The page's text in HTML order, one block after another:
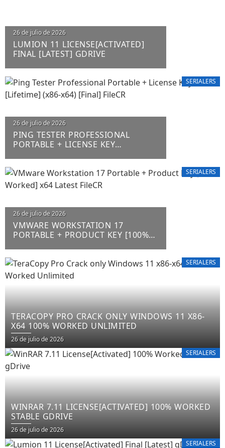
26 de julio de 2026
LUMION 11 LICENSE[ACTIVATED]
FINAL [LATEST] GDRIVE
SERIALERS
26 de julio de 2026
PING TESTER PROFESSIONAL
PORTABLE + LICENSE KEY
SERIALERS
26 de julio de 2026
VMWARE WORKSTATION 17
PORTABLE + PRODUCT KEY [100%
SERIALERS
TERACOPY PRO CRACK ONLY WINDOWS 11 X86-
X64 100% WORKED UNLIMITED
26 de julio de 2026
SERIALERS
WINRAR 7.11 LICENSE[ACTIVATED] 100% WORKED
STABLE GDRIVE
26 de julio de 2026
SERIALERS